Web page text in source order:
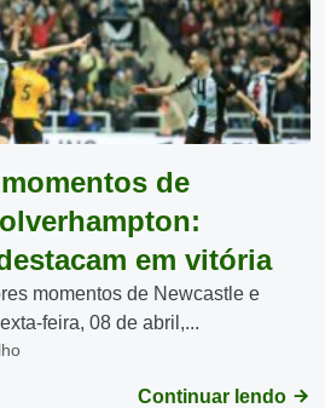
de
em vitória
momentos de Newcastle e
feira, 08 de abril,...
Continuar lendo